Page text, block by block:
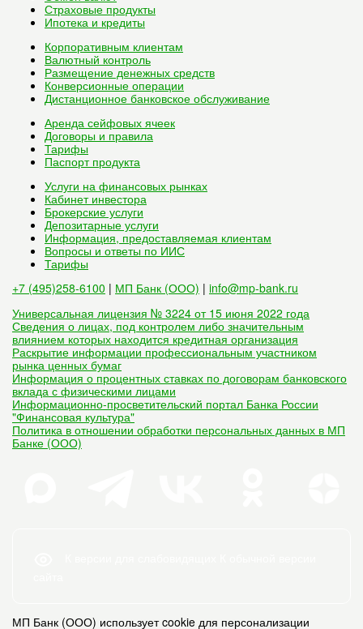
Страховые продукты
Ипотека и кредиты
Корпоративным клиентам
Валютный контроль
Размещение денежных средств
Конверсионные операции
Дистанционное банковское обслуживание
Аренда сейфовых ячеек
Договоры и правила
Тарифы
Паспорт продукта
Услуги на финансовых рынках
Кабинет инвестора
Брокерские услуги
Депозитарные услуги
Информация, предоставляемая клиентам
Вопросы и ответы по ИИС
Тарифы
+7 (495)258-6100 | МП Банк (ООО) | info@mp-bank.ru
Универсальная лицензия № 3224 от 15 июня 2022 года
Сведения о лицах, под контролем либо значительным
влиянием которых находится кредитная организация
Раскрытие информации профессиональным участником
рынка ценных бумаг
Информация о процентных ставках по договорам банковского
вклада с физическими лицами
Информационно-просветительский портал Банка России
"Финансовая культура"
Политика в отношении обработки персональных данных в МП
Банке (ООО)
МП Банк (ООО) использует cookie для персонализации